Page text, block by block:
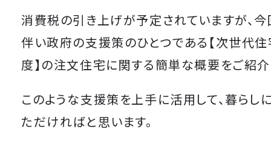
消費税の引き上げが予定されていますが、
伴い政府の支援策のひとつである【次世代住
度】の注文住宅に関する簡単な概要をご紹介
このような支援策を上手に活用して、暮らし
ただければと思います。